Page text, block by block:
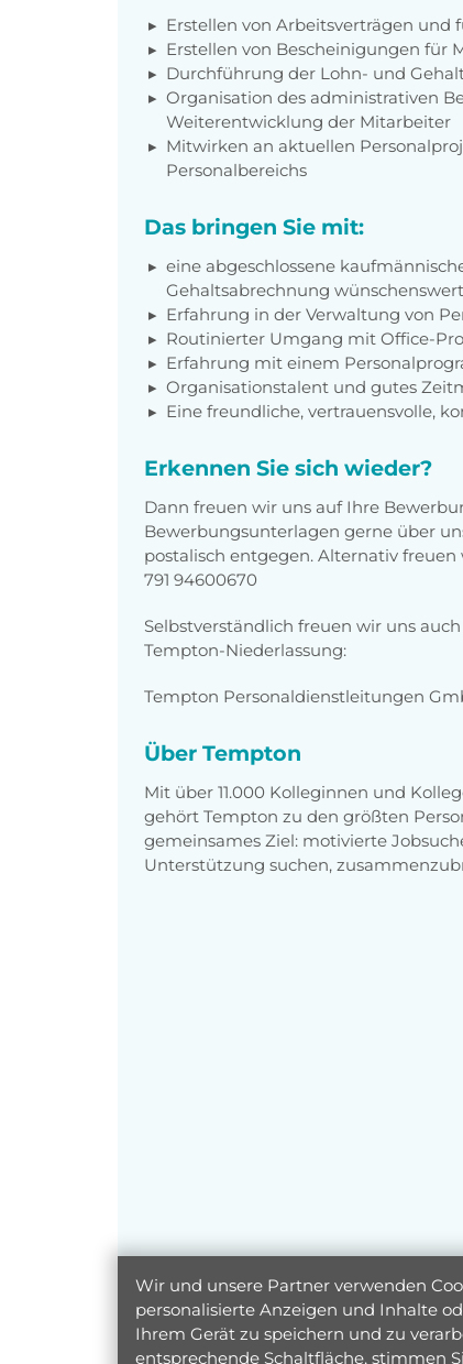
Erstellen von Arbeitsverträgen und
Erstellen von Bescheinigungen für
Durchführung der Lohn- und
Organisation des administrativen
Weiterentwicklung der Mitarbeiter
Mitwirken an aktuellen
Personalbereichs
Das bringen Sie mit:
eine abgeschlossene
Gehaltsabrechnung wünschenswert
Erfahrung in der Verwaltung von
Routinierter Umgang mit Office-
Erfahrung mit einem
Organisationstalent und gutes
Eine freundliche, vertrauensvolle,
Erkennen Sie sich wieder?
Dann freuen wir uns auf Ihre
Bewerbungsunterlagen gerne über
postalisch entgegen. Alternativ
791 94600670
Selbstverständlich freuen wir uns
Tempton-Niederlassung:
Tempton Personaldienstleitungen
Über Tempton
Mit über 11.000 Kolleginnen und
gehört Tempton zu den größten
gemeinsames Ziel: motivierte
Unterstützung suchen,
Wir und unsere Partner verwenden
personalisierte Anzeigen und Inhalte
Ihrem Gerät zu speichern und zu
entsprechende Schaltfläche, stimmen